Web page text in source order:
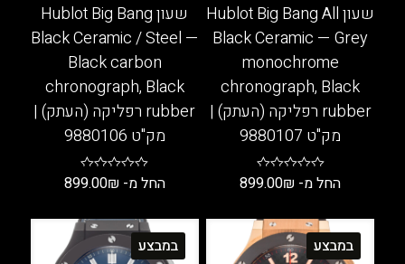
שעון Hublot Big Bang All
Black Ceramic — Grey
monochrome
chronograph, Black
rubber רפליקה (העתק) |
מק"ט 9880107
החל מ- 899.00₪
זה
יש
שעון Hublot Big Bang
Black Ceramic / Steel —
Black carbon
chronograph, Black
rubber רפליקה (העתק) |
מק"ט 9880106
החל מ- 899.00₪
זה
יש
במבצע במבצע